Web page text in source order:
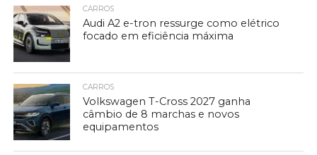
CARROS
Audi A2 e-tron ressurge como elétrico
focado em eficiência máxima
CARROS
Volkswagen T-Cross 2027 ganha
câmbio de 8 marchas e novos
equipamentos